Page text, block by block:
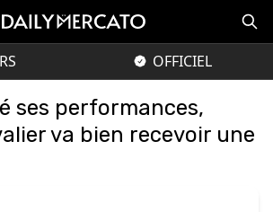
OFFICIEL
ses performances,
va bien recevoir une